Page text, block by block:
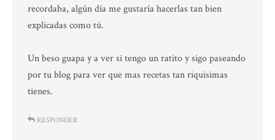
recordaba, algún día me gustaría hacerlas tan bien
explicadas como tú.
Un beso guapa y a ver si tengo un ratito y sigo paseando
por tu blog para ver que mas recetas tan riquisimas
tienes.
RESPONDER